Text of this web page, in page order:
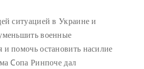
ситуацией в Украине и
военные
и помочь остановить насилие
Cопа Ринпоче дал